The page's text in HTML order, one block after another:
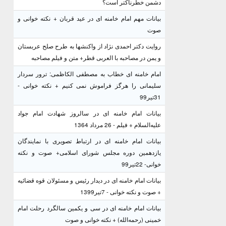
دشمن خطرناکتر است؟
بیانات مهم امام خامنه ای در عید قربان + نکته خوانی و
صوت
روایت دکتر احمدی نژاد از واکنشها به طرح صلح عربستان
و یمن در مصاحبه با العربی قطر+ متن و فیلم مصاحبه
امام خامنه ای خطاب به مصطفی الکاظمی: ترور سردار
سلیمانی را هرگز فراموش نمی کنیم + نکته خوانی -
31تیر99
بیانات امام خامنه ای در سالروز شهادت امام جواد
علیه‌السلام + فیلم - 26 مرداد 1364
بیانات امام خامنه ای در ارتباط تصویری با نمایندگان
یازدهمین دوره مجلس شورای اسلامی+ صوت و نکته
خوانی- 22تیر99
بیانات امام خامنه ای در دیدار رئیس و مسئولان قوه قضائیه
+ صوت و نکته خوانی - 7تیر1399
بیانات امام خامنه ای در سی و یکمین سالگرد رحلت امام
خمینی (رحمه‌الله) + نکته خوانی و صوت